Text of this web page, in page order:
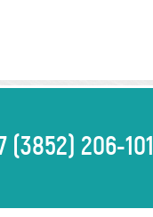
(3852) 206-101